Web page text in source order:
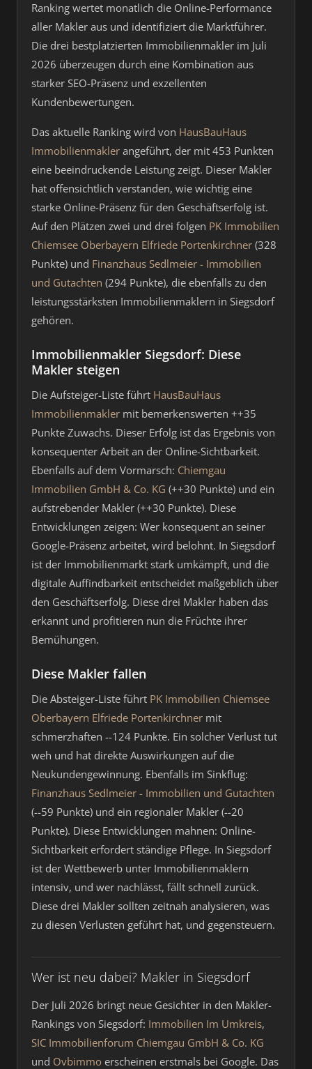
Ranking wertet monatlich die Online-Performance
aller Makler aus und identifiziert die Marktführer.
Die drei bestplatzierten Immobilienmakler im Juli
2026 überzeugen durch eine Kombination aus
starker SEO-Präsenz und exzellenten
Kundenbewertungen.
Das aktuelle Ranking wird von HausBauHaus
Immobilienmakler angeführt, der mit 453 Punkten
eine beeindruckende Leistung zeigt. Dieser Makler
hat offensichtlich verstanden, wie wichtig eine
starke Online-Präsenz für den Geschäftserfolg ist.
Auf den Plätzen zwei und drei folgen PK Immobilien
Chiemsee Oberbayern Elfriede Portenkirchner (328
Punkte) und Finanzhaus Sedlmeier - Immobilien
und Gutachten (294 Punkte), die ebenfalls zu den
leistungsstärksten Immobilienmaklern in Siegsdorf
gehören.
Immobilienmakler Siegsdorf: Diese
Makler steigen
Die Aufsteiger-Liste führt HausBauHaus
Immobilienmakler mit bemerkenswerten ++35
Punkte Zuwachs. Dieser Erfolg ist das Ergebnis von
konsequenter Arbeit an der Online-Sichtbarkeit.
Ebenfalls auf dem Vormarsch: Chiemgau
Immobilien GmbH & Co. KG (++30 Punkte) und ein
aufstrebender Makler (++30 Punkte). Diese
Entwicklungen zeigen: Wer konsequent an seiner
Google-Präsenz arbeitet, wird belohnt. In Siegsdorf
ist der Immobilienmarkt stark umkämpft, und die
digitale Auffindbarkeit entscheidet maßgeblich über
den Geschäftserfolg. Diese drei Makler haben das
erkannt und profitieren nun die Früchte ihrer
Bemühungen.
Diese Makler fallen
Die Absteiger-Liste führt PK Immobilien Chiemsee
Oberbayern Elfriede Portenkirchner mit
schmerzhaften --124 Punkte. Ein solcher Verlust tut
weh und hat direkte Auswirkungen auf die
Neukundengewinnung. Ebenfalls im Sinkflug:
Finanzhaus Sedlmeier - Immobilien und Gutachten
(--59 Punkte) und ein regionaler Makler (--20
Punkte). Diese Entwicklungen mahnen: Online-
Sichtbarkeit erfordert ständige Pflege. In Siegsdorf
ist der Wettbewerb unter Immobilienmaklern
intensiv, und wer nachlässt, fällt schnell zurück.
Diese drei Makler sollten zeitnah analysieren, was
zu diesen Verlusten geführt hat, und gegensteuern.
Wer ist neu dabei? Makler in Siegsdorf
Der Juli 2026 bringt neue Gesichter in den Makler-
Rankings von Siegsdorf: Immobilien Im Umkreis,
SIC Immobilienforum Chiemgau GmbH & Co. KG
und Ovbimmo erscheinen erstmals bei Google. Das